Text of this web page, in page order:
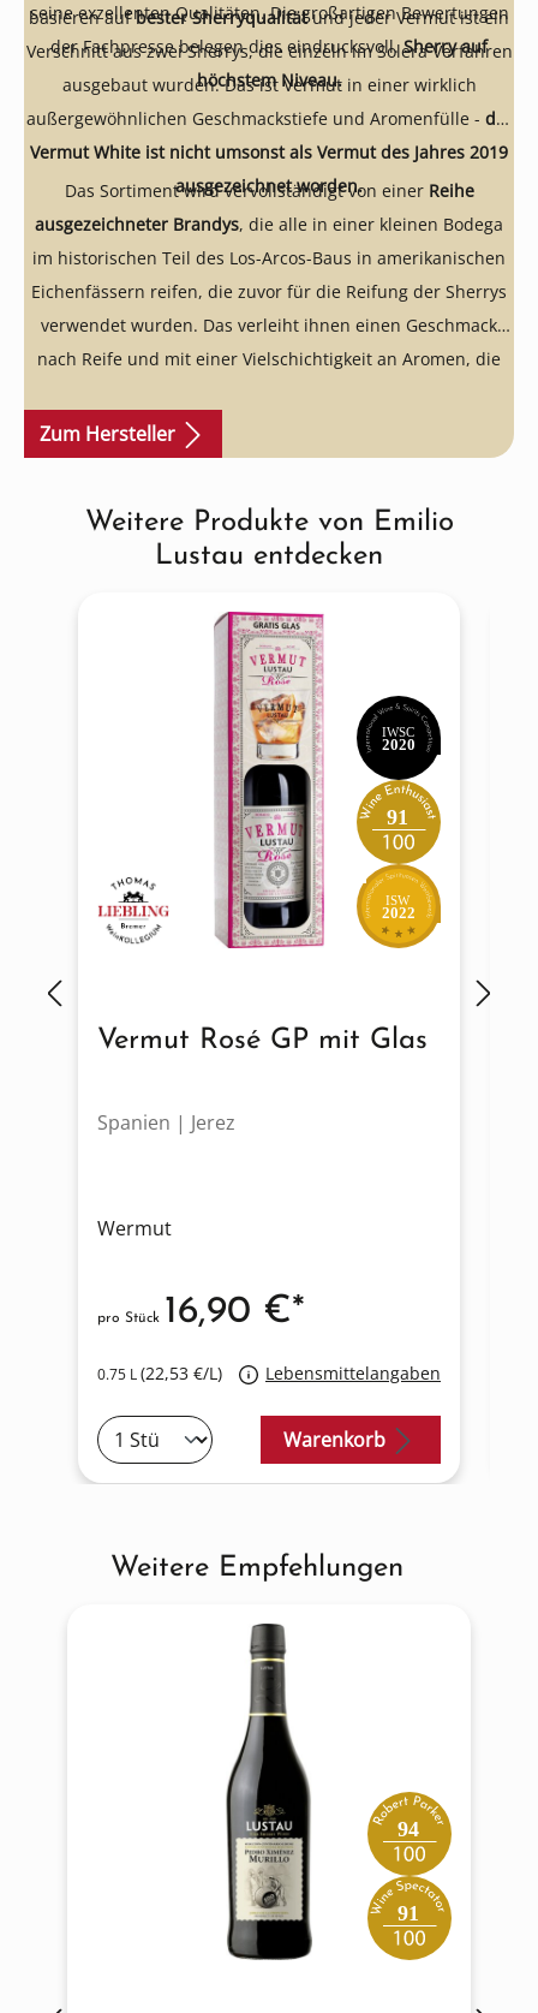
seine exzellenten Qualitäten. Die großartigen Bewertungen
der Fachpresse belegen dies eindrucksvoll.Sherry auf
höchstem Niveau.
basieren aufbester Sherryqualitätund jeder Vermut ist ein
Verschnitt aus zwei Sherrys, die einzeln im Solera Verfahren
ausgebaut wurden. Das ist Vermut in einer wirklich
außergewöhnlichen Geschmackstiefe und Aromenfülle - der
Vermut White ist nicht umsonst als Vermut des Jahres 2019
ausgezeichnet worden.
Das Sortiment wird vervollständigt von einer Reihe
ausgezeichneter Brandys, die alle in einer kleinen Bodega
im historischen Teil des Los-Arcos-Baus in amerikanischen
Eichenfässern reifen, die zuvor für die Reifung der Sherrys
verwendet wurden. Das verleiht ihnen einen Geschmack
nach Reife und mit einer Vielschichtigkeit an Aromen, die
Zum Hersteller
Produktgalerie überspringen
Weitere Produkte von Emilio
Lustau entdecken
2020
IWSC
91
2022
ISW
Vermut Rosé GP mit Glas
Spanien | Jerez
Wermut
0.75 L(22,53 €/L) Lebensmittelangaben
pro Stück 16,90 €*
Warenkorb
Produktgalerie überspringen
Weitere Empfehlungen
94
91